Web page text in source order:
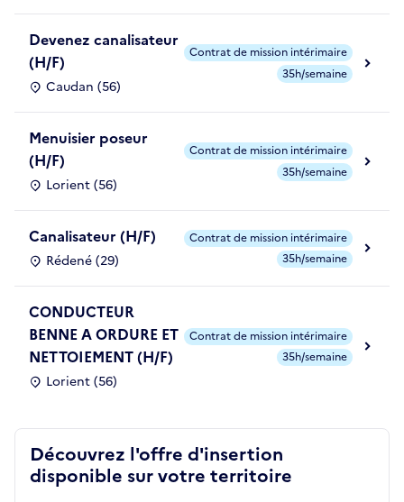
Devenez canalisateur
(H/F)
Caudan (56)
Contrat de mission intérimaire
35h/semaine
Menuisier poseur
(H/F)
Lorient (56)
Contrat de mission intérimaire
35h/semaine
Canalisateur (H/F)
Rédené (29)
Contrat de mission intérimaire
35h/semaine
CONDUCTEUR
BENNE A ORDURE ET
NETTOIEMENT (H/F)
Lorient (56)
Contrat de mission intérimaire
35h/semaine
Découvrez l'offre d'insertion
disponible sur votre territoire